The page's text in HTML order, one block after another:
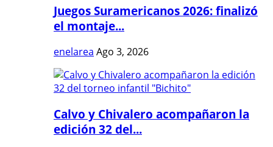
Juegos Suramericanos 2026: finalizó
el montaje...
enelarea Ago 3, 2026
Calvo y Chivalero acompañaron la
edición 32 del...